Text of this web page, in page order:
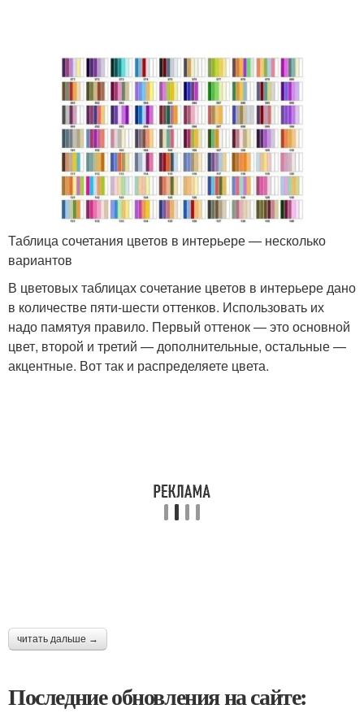
Таблица сочетания цветов в интерьере — несколько
вариантов
В цветовых таблицах сочетание цветов в интерьере дано
в количестве пяти-шести оттенков. Использовать их
надо памятуя правило. Первый оттенок — это основной
цвет, второй и третий — дополнительные, остальные —
акцентные. Вот так и распределяете цвета.
читать дальше →
Последние обновления на сайте: